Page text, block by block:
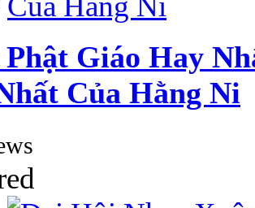
Giáo Hay
Của Hằng Ni